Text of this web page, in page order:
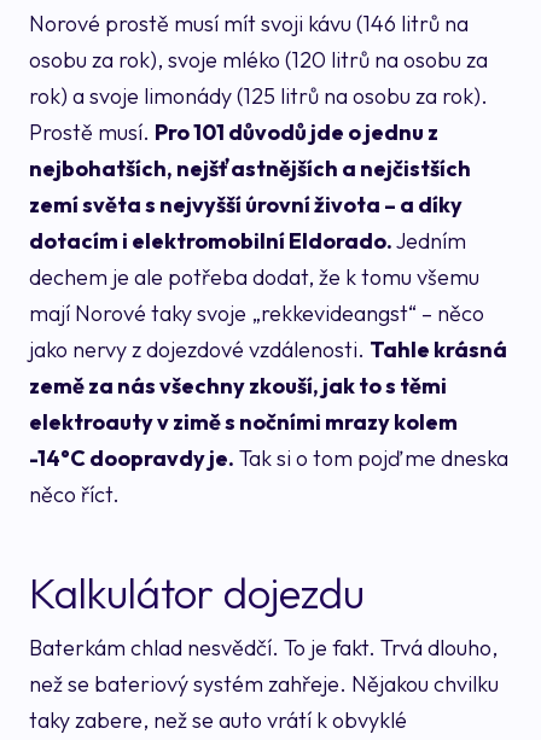
Norové prostě musí mít svoji kávu (146 litrů na
osobu za rok), svoje mléko (120 litrů na osobu za
rok) a svoje limonády (125 litrů na osobu za rok).
Prostě musí. Pro 101 důvodů jde o jednu z
nejbohatších, nejšťastnějších a nejčistších
zemí světa s nejvyšší úrovní života – a díky
dotacím i elektromobilní Eldorado.Jedním
dechem je ale potřeba dodat, že k tomu všemu
mají Norové taky svoje „rekkevideangst“ – něco
jako nervy z dojezdové vzdálenosti. Tahle krásná
země za nás všechny zkouší, jak to s těmi
elektroauty v zimě s nočními mrazy kolem
-14°C doopravdy je. Tak si o tom pojďme dneska
něco říct.
Kalkulátor dojezdu
Baterkám chlad nesvědčí. To je fakt. Trvá dlouho,
než se bateriový systém zahřeje. Nějakou chvilku
taky zabere, než se auto vrátí k obvyklé